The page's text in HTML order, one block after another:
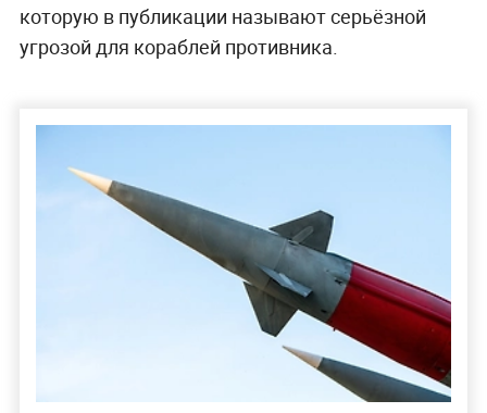
которую в публикации называют серьёзной
угрозой для кораблей противника.